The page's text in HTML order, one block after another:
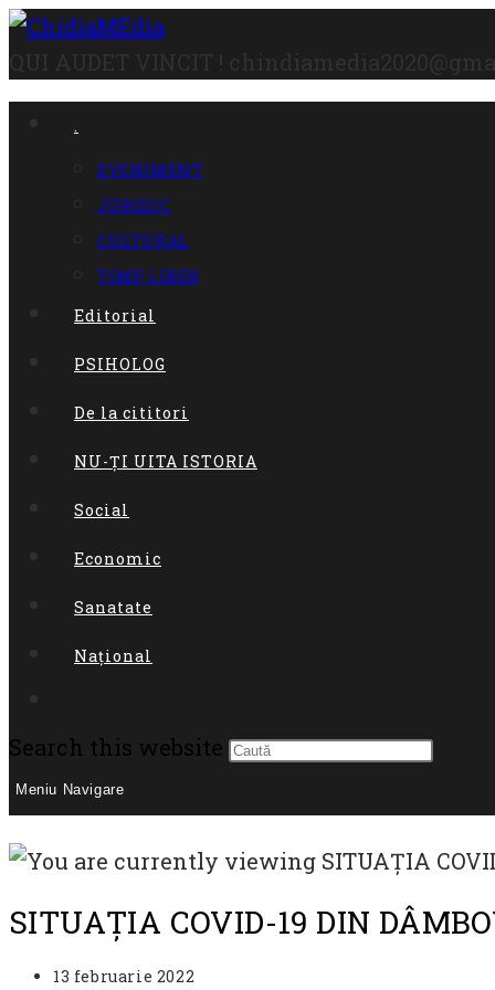
Skip
content
.
EVENIMENT
JURIDIC
CULTURAL
TIMP LIBER
Editorial
PSIHOLOG
De la cititori
NU-ȚI UITA ISTORIA
Social
Economic
Sanatate
Național
Search this website
Press
to
close
Meniu Navigare
SITUAȚIA COVID-19 DIN
Post
13 februarie 2022